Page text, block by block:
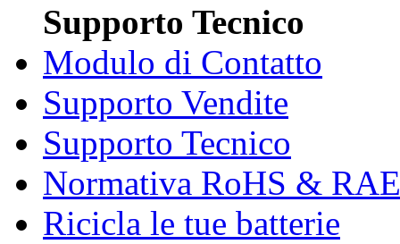
Supporto Tecnico
Modulo di Contatto
Supporto Vendite
Supporto Tecnico
Normativa RoHS &
Ricicla le tue batterie